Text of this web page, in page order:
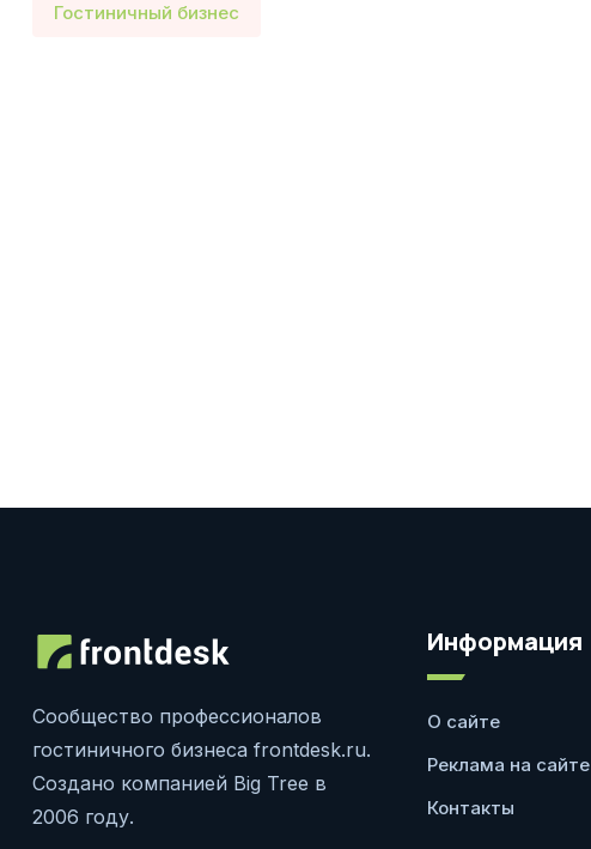
Гостиничный бизнес
Сообщество профессионалов
гостиничного бизнеса frontdesk.ru.
Создано компанией Big Tree в
2006 году.
Информация
О сайте
Реклама на сайте
Контакты